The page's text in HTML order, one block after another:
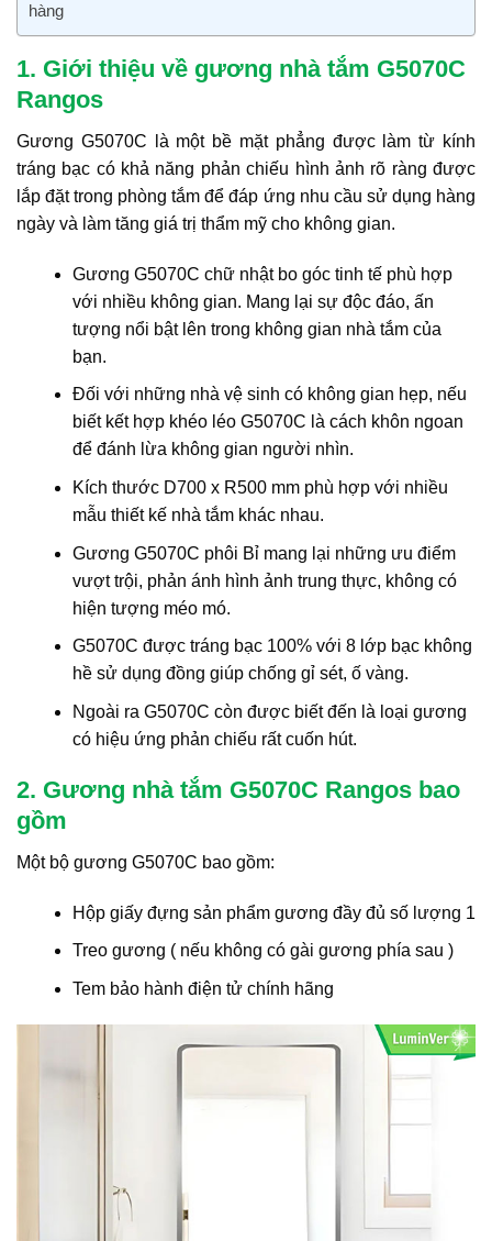
hàng
1. Giới thiệu về gương nhà tắm G5070C
Rangos
Gương G5070C là một bề mặt phẳng được làm từ kính
tráng bạc có khả năng phản chiếu hình ảnh rõ ràng được
lắp đặt trong phòng tắm để đáp ứng nhu cầu sử dụng hàng
ngày và làm tăng giá trị thẩm mỹ cho không gian.
Gương G5070C chữ nhật bo góc tinh tế phù hợp
với nhiều không gian. Mang lại sự độc đáo, ấn
tượng nổi bật lên trong không gian nhà tắm của
bạn.
Đối với những nhà vệ sinh có không gian hẹp, nếu
biết kết hợp khéo léo G5070C là cách khôn ngoan
để đánh lừa không gian người nhìn.
Kích thước D700 x R500 mm phù hợp với nhiều
mẫu thiết kế nhà tắm khác nhau.
Gương G5070C phôi Bỉ mang lại những ưu điểm
vượt trội, phản ánh hình ảnh trung thực, không có
hiện tượng méo mó.
G5070C được tráng bạc 100% với 8 lớp bạc không
hề sử dụng đồng giúp chống gỉ sét, ố vàng.
Ngoài ra G5070C còn được biết đến là loại gương
có hiệu ứng phản chiếu rất cuốn hút.
2. Gương nhà tắm G5070C Rangos bao
gồm
Một bộ gương G5070C bao gồm:
Hộp giấy đựng sản phẩm gương đầy đủ số lượng 1
Treo gương ( nếu không có gài gương phía sau )
Tem bảo hành điện tử chính hãng